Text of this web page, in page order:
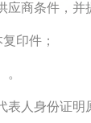
商条件，并
印件；
人身份证明